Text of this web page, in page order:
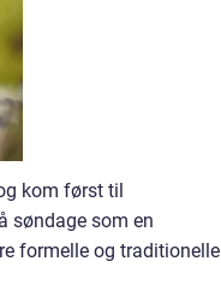
kom først til
søndage som en
formelle og traditionelle